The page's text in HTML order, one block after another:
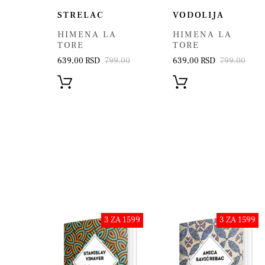
STRELAC
HIMENA LA
TORE
639,00 RSD 799.00
VODOLIJA
HIMENA LA
TORE
639,00 RSD 799.00
3 ZA 1599 3 ZA 1599